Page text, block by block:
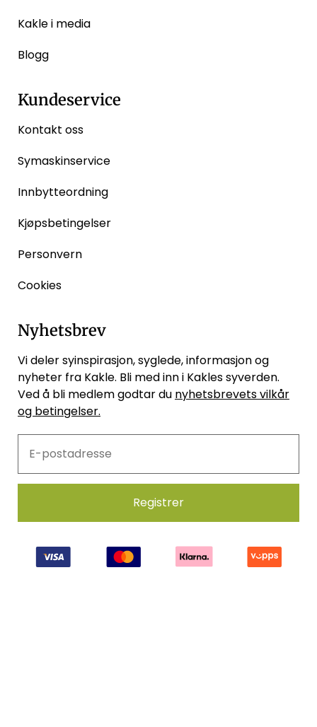
Kakle i media
Blogg
Kundeservice
Kontakt oss
Symaskinservice
Innbytteordning
Kjøpsbetingelser
Personvern
Cookies
Nyhetsbrev
Vi deler syinspirasjon, syglede, informasjon og
nyheter fra Kakle. Bli med inn i Kakles syverden.
Ved å bli medlem godtar du nyhetsbrevets vilkår
og betingelser.